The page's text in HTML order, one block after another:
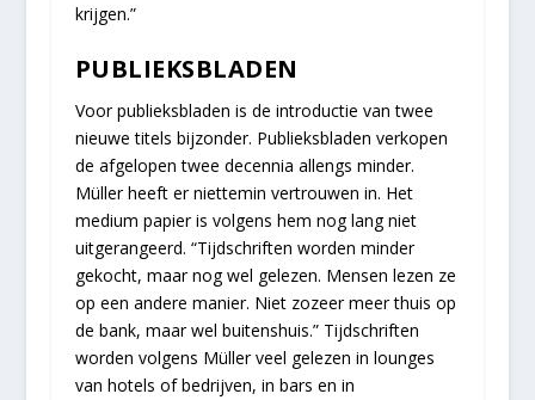
krijgen.”
PUBLIEKSBLADEN
Voor publieksbladen is de introductie van twee
nieuwe titels bijzonder. Publieksbladen verkopen
de afgelopen twee decennia allengs minder.
Müller heeft er niettemin vertrouwen in. Het
medium papier is volgens hem nog lang niet
uitgerangeerd. “Tijdschriften worden minder
gekocht, maar nog wel gelezen. Mensen lezen ze
op een andere manier. Niet zozeer meer thuis op
de bank, maar wel buitenshuis.” Tijdschriften
worden volgens Müller veel gelezen in lounges
van hotels of bedrijven, in bars en in